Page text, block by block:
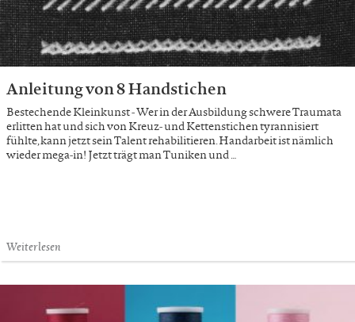
Anleitung von 8 Handstichen
Bestechende Kleinkunst - Wer in der Ausbildung schwere Traumata
erlitten hat und sich von Kreuz- und Kettenstichen tyrannisiert
fühlte, kann jetzt sein Talent rehabilitieren. Handarbeit ist nämlich
wieder mega-in! Jetzt trägt man Tuniken und …
Weiterlesen